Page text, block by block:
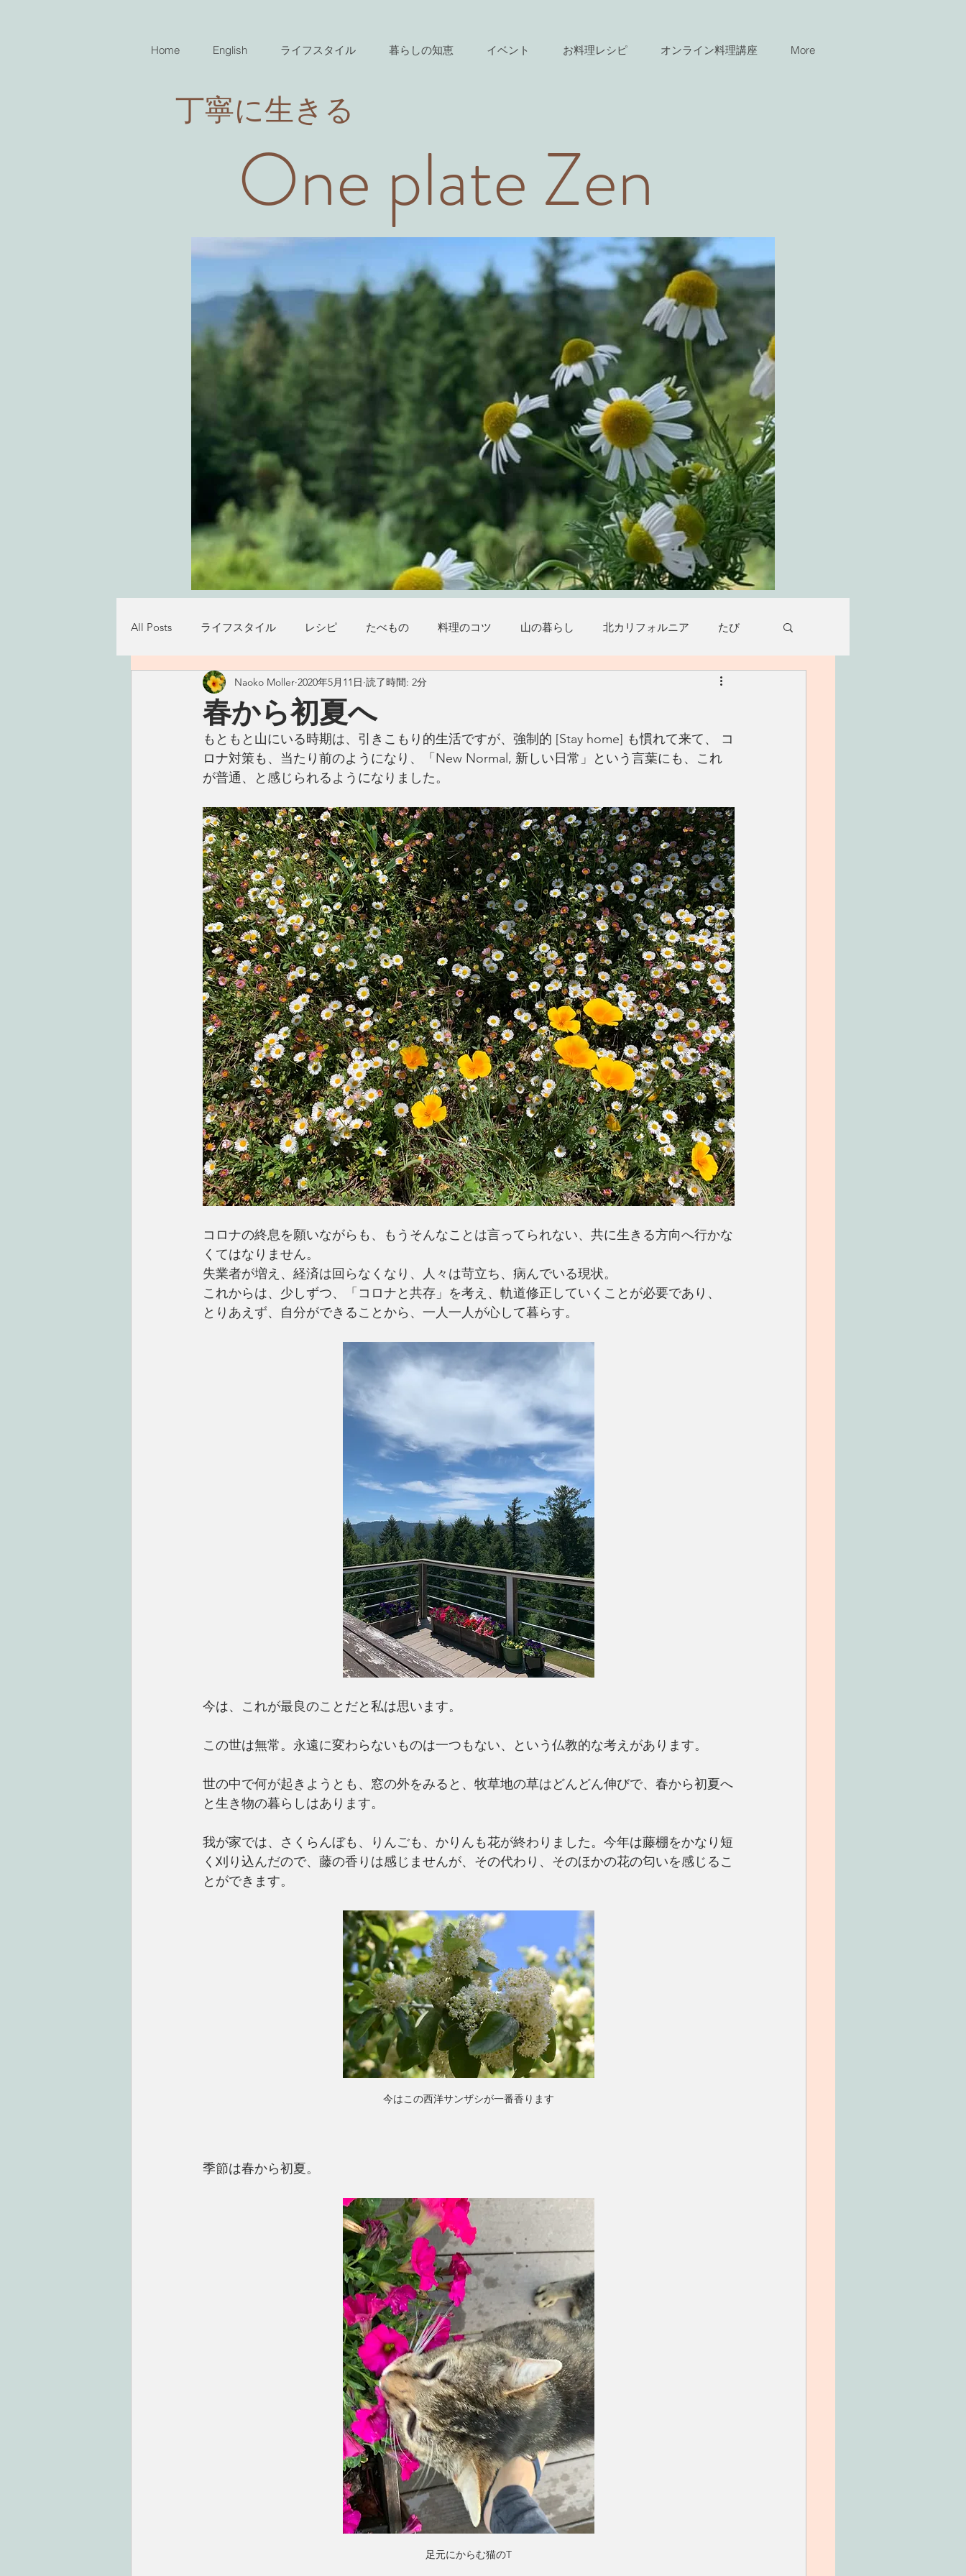
Home English ライフスタイル 暮らしの知恵 イベント お料理レシピ オンライン料理講座 More
​丁寧に生きる
One plate Zen
All Posts ライフスタイル レシピ たべもの 料理のコツ 山の暮らし 北カリフォルニア たび
つぶやき 精進料理 おうちごはん
おかず ごはん 汁物 アメリカ カフェ Living Ohana Hawaii ワークショップ
春から初夏へ
Naoko Moller 2020年5月11日 読了時間: 2分
もともと山にいる時期は、引きこもり的生活ですが、強制的 [Stay home] も慣れて来て、 コ
ロナ対策も、当たり前のようになり、「New Normal, 新しい日常」という言葉にも、これ
が普通、と感じられるようになりました。
コロナの終息を願いながらも、もうそんなことは言ってられない、共に生きる方向へ行かな
くてはなりません。
失業者が増え、経済は回らなくなり、人々は苛立ち、病んでいる現状。
これからは、少しずつ、「コロナと共存」を考え、軌道修正していくことが必要であり、
とりあえず、自分ができることから、一人一人が心して暮らす。
今は、これが最良のことだと私は思います。
この世は無常。永遠に変わらないものは一つもない、という仏教的な考えがあります。
世の中で何が起きようとも、窓の外をみると、牧草地の草はどんどん伸びで、春から初夏へ
と生き物の暮らしはあります。
我が家では、さくらんぼも、りんごも、かりんも花が終わりました。今年は藤棚をかなり短
く刈り込んだので、藤の香りは感じませんが、その代わり、そのほかの花の匂いを感じるこ
とができます。
今はこの西洋サンザシが一番香ります
季節は春から初夏。
足元にからむ猫のT